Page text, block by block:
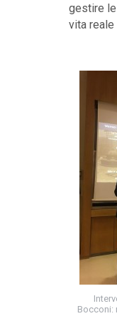
gestire
vita reale
Bocconi: